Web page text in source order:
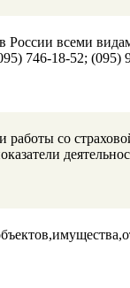
всеми
746-18-52; (095)
со